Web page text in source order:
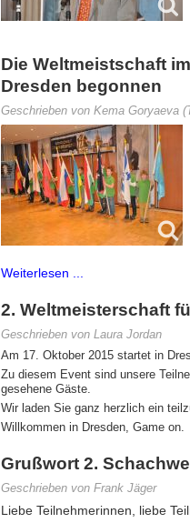
Die Weltmeistschaft
Dresden begonnen
Geschrieben von Kema Goryaeva
Weiterlesen ...
2. Weltmeisterschaft
Geschrieben von Laura Jordan
Am 17. Oktober 2015 startet in
Zu diesem Event sind unsere
gesehene Gäste.
Wir laden Sie ganz herzlich ein
Willkommen in Dresden, Game on.
Grußwort 2.
Geschrieben von Frank Jäger
Liebe Teilnehmerinnen, liebe